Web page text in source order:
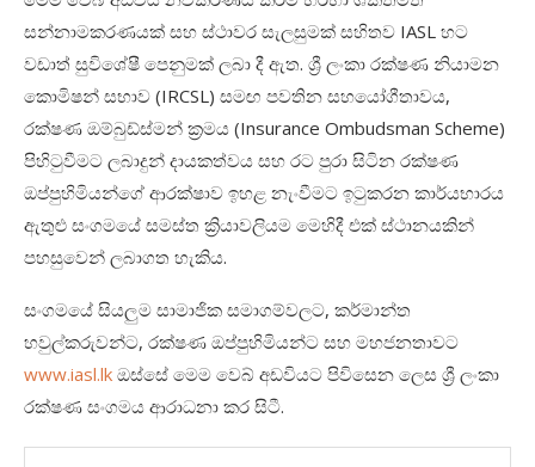
සන්නාමකරණයක් සහ ස්ථාවර සැලසුමක් සහිතව IASL හට
වඩාත් සුවිශේෂී පෙනුමක් ලබා දී ඇත. ශ්‍රී ලංකා රක්ෂණ නියාමන
කොමිෂන් සභාව (IRCSL) සමඟ පවතින සහයෝගීතාවය,
රක්ෂණ ඔම්බුඩ්ස්මන් ක්‍රමය (Insurance Ombudsman Scheme)
පිහිටුවීමට ලබාදුන් දායකත්වය සහ රට පුරා සිටින රක්ෂණ
ඔප්පුහිමියන්ගේ ආරක්ෂාව ඉහළ නැංවීමට ඉටුකරන කාර්යභාරය
ඇතුළු සංගමයේ සමස්ත ක්‍රියාවලියම මෙහිදී එක් ස්ථානයකින්
පහසුවෙන් ලබාගත හැකිය.
සංගමයේ සියලු‍ම සාමාජික සමාගම්වලට, කර්මාන්ත
හවුල්කරුවන්ට, රක්ෂණ ඔප්පුහිමියන්ට සහ මහජනතාවට
www.iasl.lk ඔස්සේ මෙම වෙබ් අඩවියට පිවිසෙන ලෙස ශ්‍රී ලංකා
රක්ෂණ සංගමය ආරාධනා කර සිටී.